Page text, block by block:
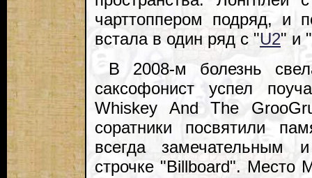
чарттоппером подряд, и
встала в один ряд с "U2" и "
В 2008-м болезнь
саксофонист успел
Whiskey And The
соратники посвятили
всегда замечательным
строчке "Billboard".